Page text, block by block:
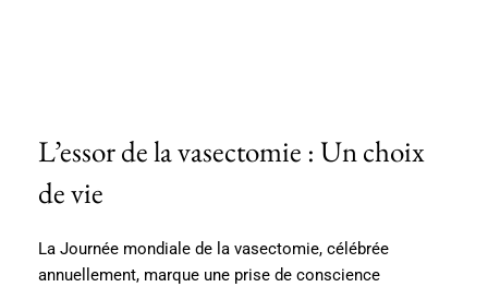
L’essor de la vasectomie : Un choix
de vie
La Journée mondiale de la vasectomie, célébrée
annuellement, marque une prise de conscience